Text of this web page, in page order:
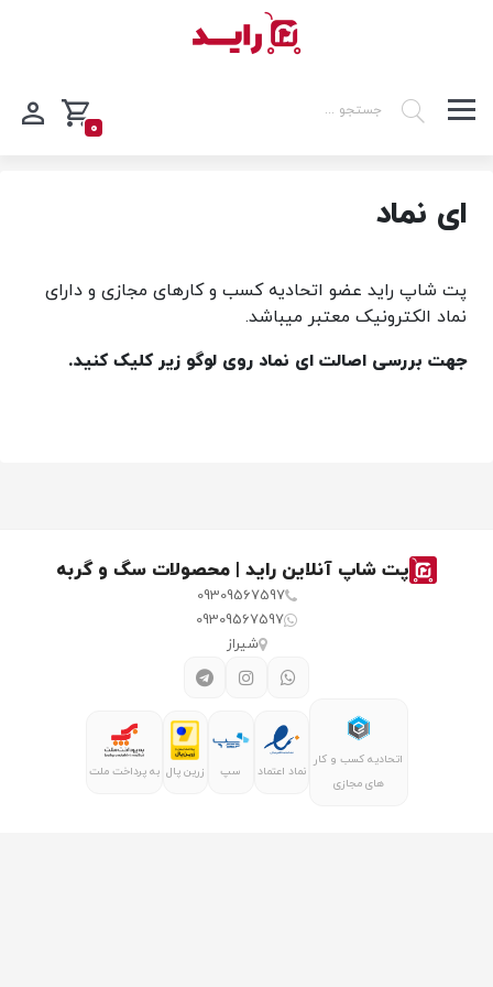
0
ای نماد
پت شاپ راید عضو اتحادیه کسب و کارهای مجازی و دارای
نماد الکترونیک معتبر میباشد.
جهت بررسی اصالت ای نماد روی لوگو زیر کلیک کنید.
پت شاپ آنلاین راید | محصولات سگ و گربه
09309567597
09309567597
شیراز
اتحادیه کسب و کار
های مجازی
نماد اعتماد سپ زرین پال به پرداخت ملت